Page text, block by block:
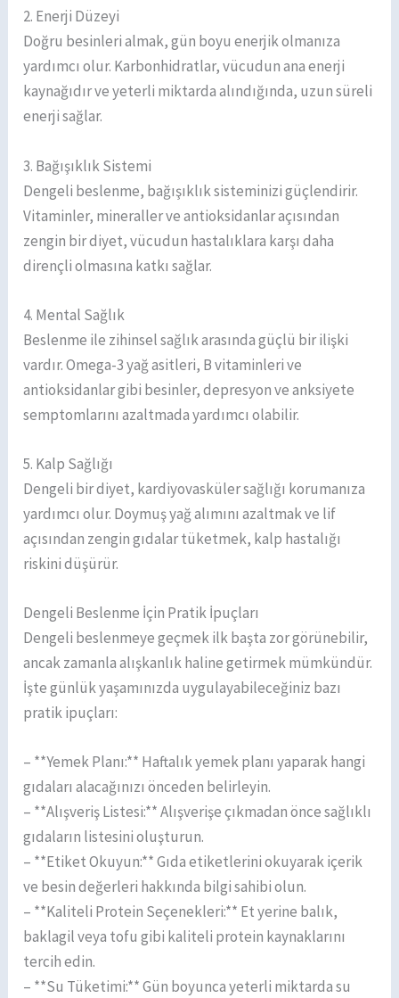
2. Enerji Düzeyi
Doğru besinleri almak, gün boyu enerjik olmanıza
yardımcı olur. Karbonhidratlar, vücudun ana enerji
kaynağıdır ve yeterli miktarda alındığında, uzun süreli
enerji sağlar.
3. Bağışıklık Sistemi
Dengeli beslenme, bağışıklık sisteminizi güçlendirir.
Vitaminler, mineraller ve antioksidanlar açısından
zengin bir diyet, vücudun hastalıklara karşı daha
dirençli olmasına katkı sağlar.
4. Mental Sağlık
Beslenme ile zihinsel sağlık arasında güçlü bir ilişki
vardır. Omega-3 yağ asitleri, B vitaminleri ve
antioksidanlar gibi besinler, depresyon ve anksiyete
semptomlarını azaltmada yardımcı olabilir.
5. Kalp Sağlığı
Dengeli bir diyet, kardiyovasküler sağlığı korumanıza
yardımcı olur. Doymuş yağ alımını azaltmak ve lif
açısından zengin gıdalar tüketmek, kalp hastalığı
riskini düşürür.
Dengeli Beslenme İçin Pratik İpuçları
Dengeli beslenmeye geçmek ilk başta zor görünebilir,
ancak zamanla alışkanlık haline getirmek mümkündür.
İşte günlük yaşamınızda uygulayabileceğiniz bazı
pratik ipuçları:
– **Yemek Planı:** Haftalık yemek planı yaparak hangi
gıdaları alacağınızı önceden belirleyin.
– **Alışveriş Listesi:** Alışverişe çıkmadan önce sağlıklı
gıdaların listesini oluşturun.
– **Etiket Okuyun:** Gıda etiketlerini okuyarak içerik
ve besin değerleri hakkında bilgi sahibi olun.
– **Kaliteli Protein Seçenekleri:** Et yerine balık,
baklagil veya tofu gibi kaliteli protein kaynaklarını
tercih edin.
– **Su Tüketimi:** Gün boyunca yeterli miktarda su